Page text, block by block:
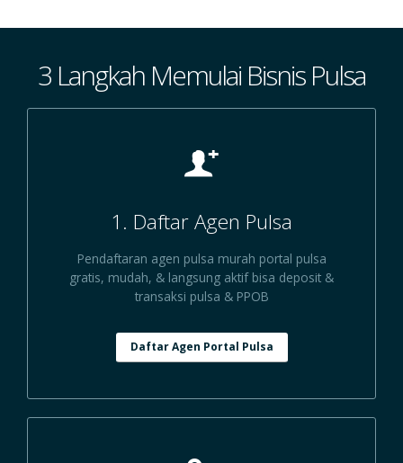
3 Langkah Memulai Bisnis Pulsa
1. Daftar Agen Pulsa
Pendaftaran agen pulsa murah portal pulsa
gratis, mudah, & langsung aktif bisa deposit &
transaksi pulsa & PPOB
Daftar Agen Portal Pulsa